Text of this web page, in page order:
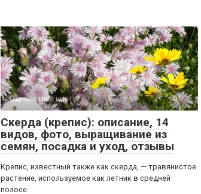
Однолетние цветы 0
Скерда (крепис): описание, 14
видов, фото, выращивание из
семян, посадка и уход, отзывы
Крепис, известный также как скерда, — травянистое
растение, используемое как летник в средней
полосе.